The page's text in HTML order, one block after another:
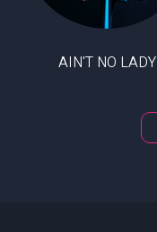
AIN'T NO LADY